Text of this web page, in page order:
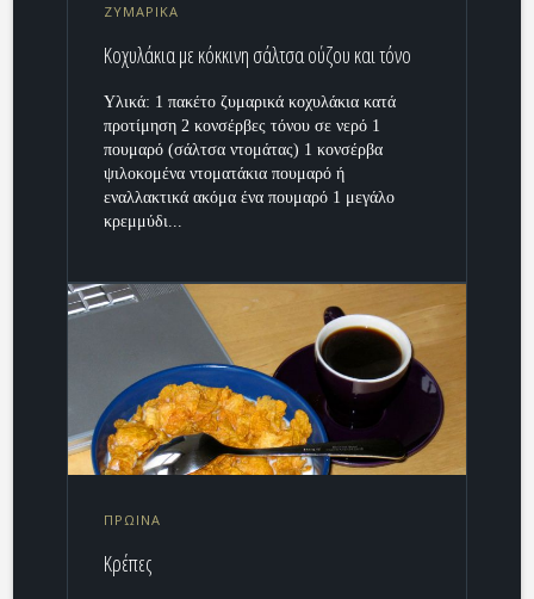
ΖΥΜΑΡΙΚΑ
Κοχυλάκια με κόκκινη σάλτσα ούζου και τόνο
Υλικά: 1 πακέτο ζυμαρικά κοχυλάκια κατά
προτίμηση 2 κονσέρβες τόνου σε νερό 1
πουμαρό (σάλτσα ντομάτας) 1 κονσέρβα
ψιλοκομένα ντοματάκια πουμαρό ή
εναλλακτικά ακόμα ένα πουμαρό 1 μεγάλο
κρεμμύδι...
ΠΡΩΙΝΑ
Κρέπες